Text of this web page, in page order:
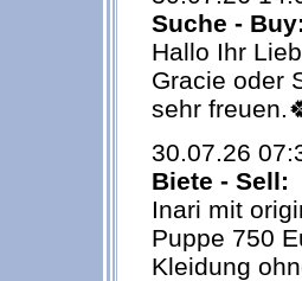
Suche -
Hallo Ihr
Gracie oder
sehr
30.07.26
Biete - Sell:
Inari mit
Puppe 750
Kleidung